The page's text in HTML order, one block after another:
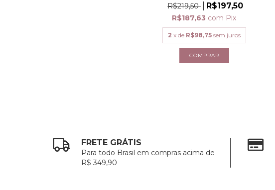
R$219,50 R$197,50
R$187,63 com Pix
2 x de R$98,75 sem juros
FRETE GRÁTIS
Para todo Brasil em compras acima de
R$ 349,90